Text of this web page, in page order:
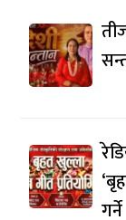
गर्ने